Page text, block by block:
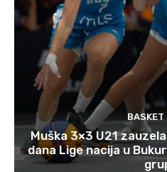
BASKET
Muška 3×3 U21
dana Lige nacija u